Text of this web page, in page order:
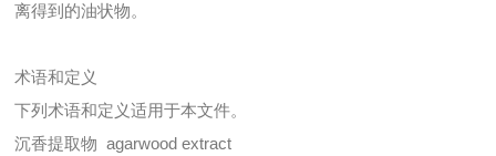
离得到的油状物。
术语和定义
下列术语和定义适用于本文件。
沉香提取物 agarwood extract